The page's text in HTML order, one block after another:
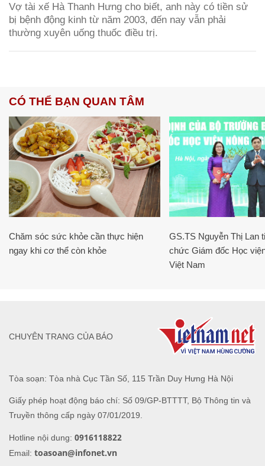
Vợ tài xế Hà Thanh Hưng cho biết, anh này có tiền sử
bị bệnh động kinh từ năm 2003, đến nay vẫn phải
thường xuyên uống thuốc điều trị.
CÓ THỂ BẠN QUAN TÂM
Chăm sóc sức khỏe cần thực hiện
ngay khi cơ thể còn khỏe
GS.TS Nguyễn Thị Lan
chức Giám đốc Học
Việt Nam
Tòa soạn: Tòa nhà Cục Tần Số, 115 Trần Duy Hưng Hà Nội
Giấy phép hoạt động báo chí: Số 09/GP-BTTTT, Bộ Thông tin và
Truyền thông cấp ngày 07/01/2019.
Hotline nội dung: 0916118822
Email: toasoan@infonet.vn
CHUYÊN TRANG CỦA BÁO